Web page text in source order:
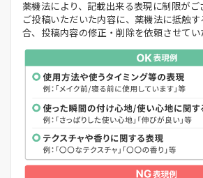
薬機法により、記載出来る表現に制限がご
ご投稿いただいた内容に、薬機法に抵触
合、投稿内容の修正・削除を依頼させてい